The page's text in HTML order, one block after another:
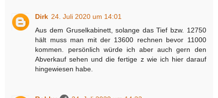
Dirk 24. Juli 2020 um 14:01
Aus dem Gruselkabinett, solange das Tief bzw. 12750
hält muss man mit der 13600 rechnen bevor 11000
kommen. persönlich würde ich aber auch gern den
Abverkauf sehen und die fertige z wie ich hier darauf
hingewiesen habe.